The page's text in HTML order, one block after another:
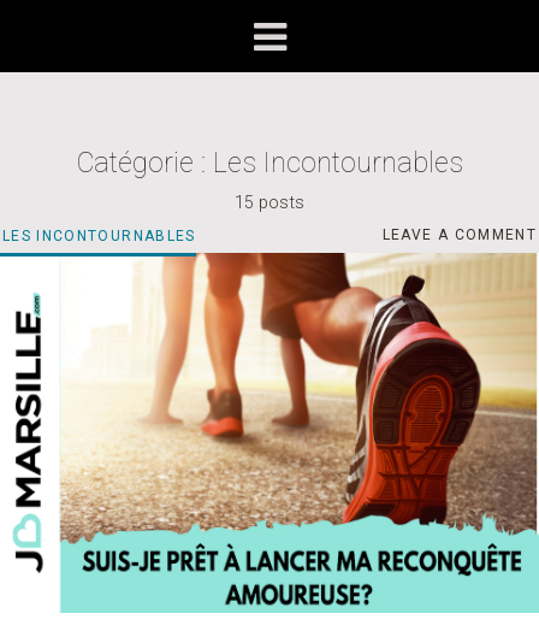
Catégorie : Les Incontournables
15 posts
CATEGORIES
LES INCONTOURNABLES LEAVE A COMMENT